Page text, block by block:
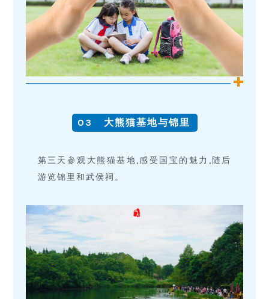
03 大熊猫基地与锦里
第三天参观大熊猫基地,感受国宝的魅力,随后
游览锦里和武侯祠。